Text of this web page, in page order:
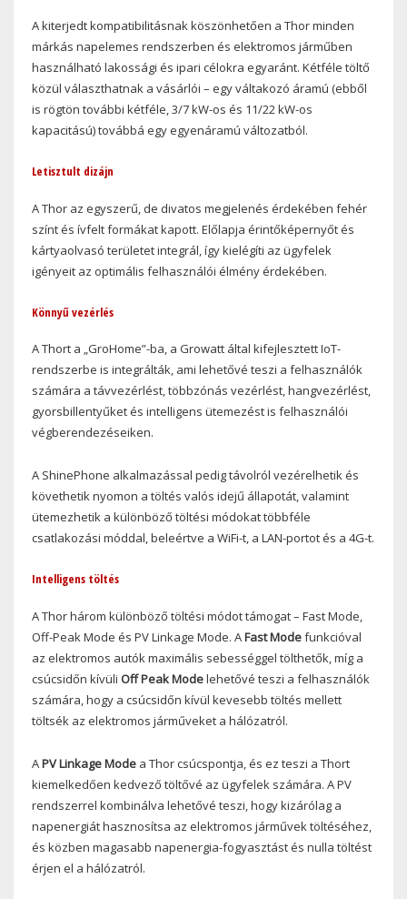
A kiterjedt kompatibilitásnak köszönhetően a Thor minden
márkás napelemes rendszerben és elektromos járműben
használható lakossági és ipari célokra egyaránt. Kétféle töltő
közül választhatnak a vásárlói – egy váltakozó áramú (ebből
is rögtön további kétféle, 3/7 kW-os és 11/22 kW-os
kapacitású) továbbá egy egyenáramú változatból.
Letisztult dizájn
A Thor az egyszerű, de divatos megjelenés érdekében fehér
színt és ívfelt formákat kapott. Előlapja érintőképernyőt és
kártyaolvasó területet integrál, így kielégíti az ügyfelek
igényeit az optimális felhasználói élmény érdekében.
Könnyű vezérlés
A Thort a „GroHome”-ba, a Growatt által kifejlesztett IoT-
rendszerbe is integrálták, ami lehetővé teszi a felhasználók
számára a távvezérlést, többzónás vezérlést, hangvezérlést,
gyorsbillentyűket és intelligens ütemezést is felhasználói
végberendezéseiken.
A ShinePhone alkalmazással pedig távolról vezérelhetik és
követhetik nyomon a töltés valós idejű állapotát, valamint
ütemezhetik a különböző töltési módokat többféle
csatlakozási móddal, beleértve a WiFi-t, a LAN-portot és a 4G-t.
Intelligens töltés
A Thor három különböző töltési módot támogat – Fast Mode,
Off-Peak Mode és PV Linkage Mode. AFast Modefunkcióval
az elektromos autók maximális sebességgel tölthetők, míg a
csúcsidőn kívüli Off Peak Modelehetővé teszi a felhasználók
számára, hogy a csúcsidőn kívül kevesebb töltés mellett
töltsék az elektromos járműveket a hálózatról.
APV Linkage Mode a Thor csúcspontja, és ez teszi a Thort
kiemelkedően kedvező töltővé az ügyfelek számára. A PV
rendszerrel kombinálva lehetővé teszi, hogy kizárólag a
napenergiát hasznosítsa az elektromos járművek töltéséhez,
és közben magasabb napenergia-fogyasztást és nulla töltést
érjen el a hálózatról.